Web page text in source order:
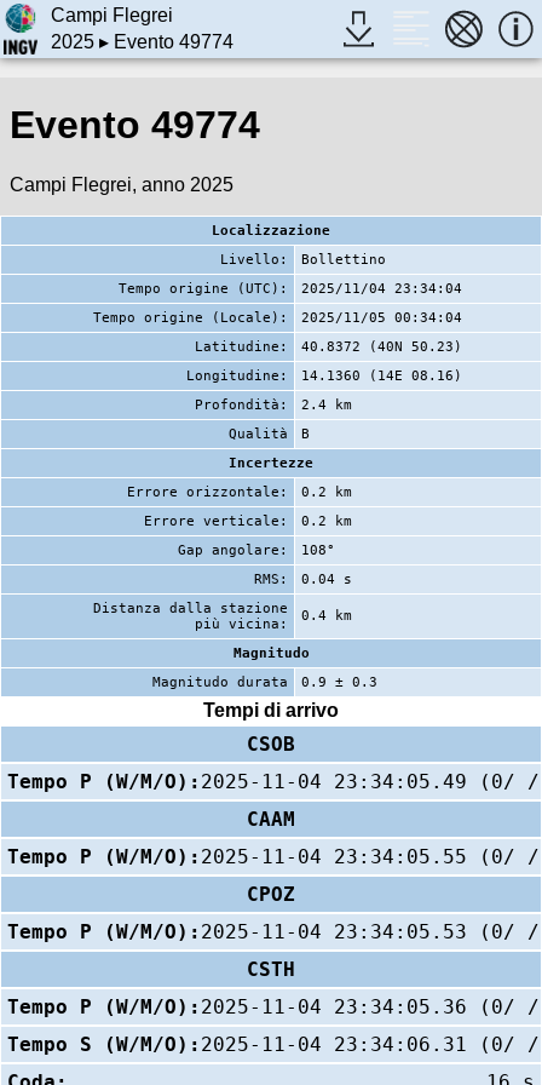
Campi Flegrei
2025▸ Evento 49774
Evento 49774
Campi Flegrei, anno 2025
Localizzazione
Livello:
Bollettino
Tempo origine (UTC):
2025/11/04 23:34:04
Tempo origine (Locale):
2025/11/05 00:34:04
Latitudine:
40.8372 (40N 50.23)
Longitudine:
14.1360 (14E 08.16)
Profondità:
2.4 km
Qualità
B
Incertezze
Errore orizzontale:
0.2 km
Errore verticale:
0.2 km
Gap angolare:
108°
RMS:
0.04 s
Distanza dalla stazione
più vicina:
0.4 km
Magnitudo
Magnitudo durata
0.9 ± 0.3
Tempi di arrivo
CSOB
Tempo P (W/M/O): 2025-11-04 23:34:05.49 (0/
CAAM
Tempo P (W/M/O): 2025-11-04 23:34:05.55 (0/
CPOZ
Tempo P (W/M/O): 2025-11-04 23:34:05.53 (0/
CSTH
Tempo P (W/M/O): 2025-11-04 23:34:05.36 (0/
Tempo S (W/M/O): 2025-11-04 23:34:06.31 (0/